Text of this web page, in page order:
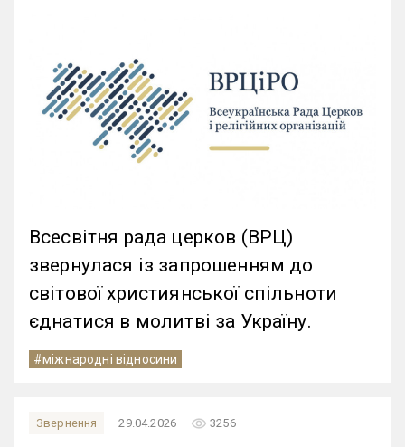
Всесвітня рада церков (ВРЦ)
звернулася із запрошенням до
світової християнської спільноти
єднатися в молитві за Україну.
#міжнародні відносини
Звернення 29.04.2026 remove_red_eye 3256